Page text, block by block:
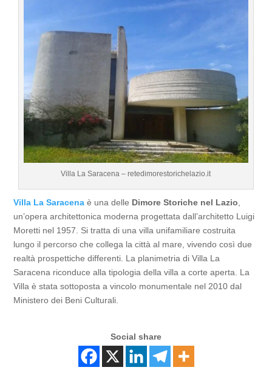
Villa La Saracena – retedimorestorichelazio.it
Villa La Saracena è una delle Dimore Storiche nel Lazio
un’opera architettonica moderna progettata dall’architetto Luigi
Moretti nel 1957. Si tratta di una villa unifamiliare costruita
lungo il percorso che collega la città al mare, vivendo così due
realtà prospettiche differenti. La planimetria di Villa La
Saracena riconduce alla tipologia della villa a corte aperta. La
Villa è stata sottoposta a vincolo monumentale nel 2010 dal
Ministero dei Beni Culturali.
Social share